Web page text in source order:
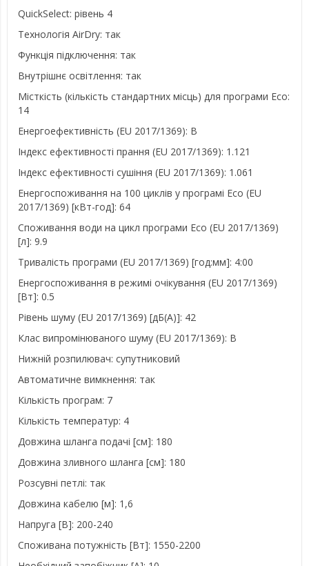
QuickSelect: рівень 4
Технологія AirDry: так
Функція підключення: так
Внутрішнє освітлення: так
Місткість (кількість стандартних місць) для програми Eco:
14
Енергоефективність (EU 2017/1369): B
Індекс ефективності прання (EU 2017/1369): 1.121
Індекс ефективності сушіння (EU 2017/1369): 1.061
Енергоспоживання на 100 циклів у програмі Eco (EU
2017/1369) [кВт-год]: 64
Споживання води на цикл програми Eco (EU 2017/1369)
[л]: 9.9
Тривалість програми (EU 2017/1369) [год:мм]: 4:00
Енергоспоживання в режимі очікування (EU 2017/1369)
[Вт]: 0.5
Рівень шуму (EU 2017/1369) [дБ(A)]: 42
Клас випромінюваного шуму (EU 2017/1369): B
Нижній розпилювач: супутниковий
Автоматичне вимкнення: так
Кількість програм: 7
Кількість температур: 4
Довжина шланга подачі [см]: 180
Довжина зливного шланга [см]: 180
Розсувні петлі: так
Довжина кабелю [м]: 1,6
Напруга [В]: 200-240
Споживана потужність [Вт]: 1550-2200